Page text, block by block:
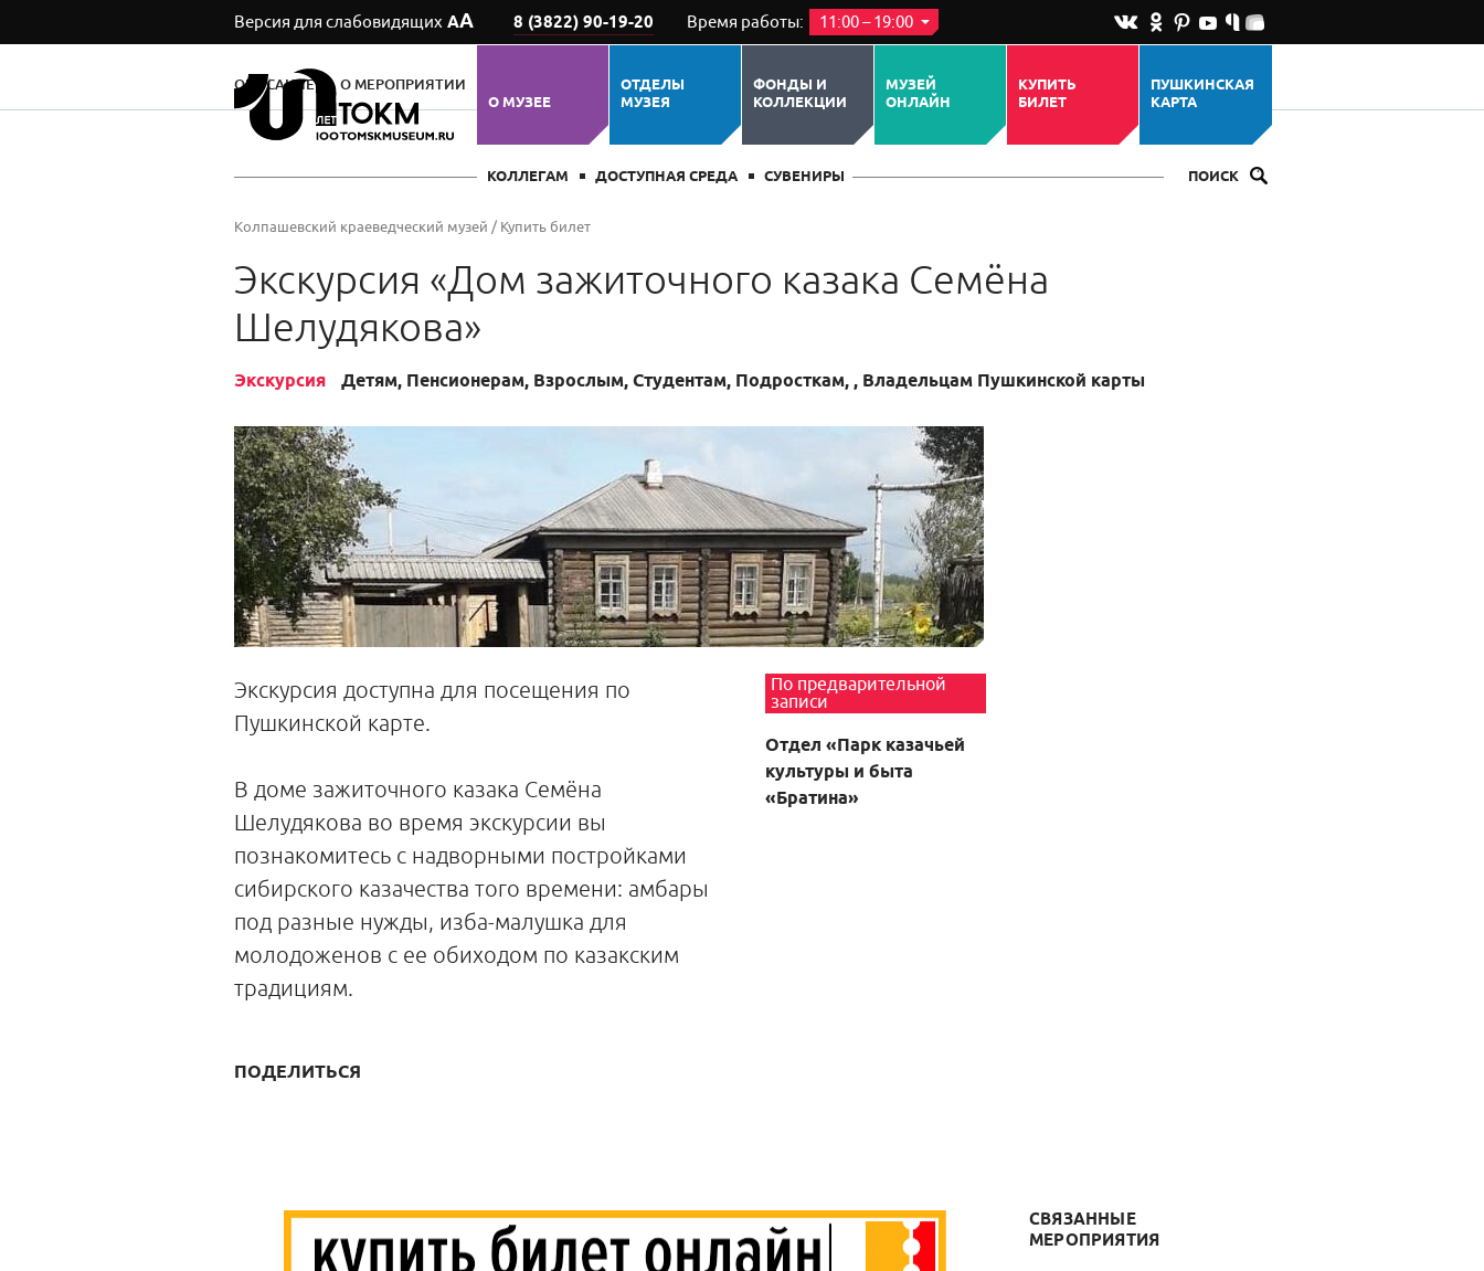
Версия для слабовидящих АА 8 (3822) 90-19-20 Время работы: 11:00 – 19:00
О МУЗЕЕ
ОТДЕЛЫ
МУЗЕЯ
ФОНДЫ И
КОЛЛЕКЦИИ
МУЗЕЙ
ОНЛАЙН
КУПИТЬ
БИЛЕТ
ПУШКИНСКАЯ
КАРТА
КОЛЛЕГАМ ДОСТУПНАЯ СРЕДА СУВЕНИРЫ ПОИСК
Колпашевский краеведческий музей / Купить билет
Экскурсия «Дом зажиточного казака Семёна
Шелудякова»
Экскурсия Детям, Пенсионерам, Взрослым, Студентам, Подросткам, , Владельцам Пушкинской карты
Экскурсия доступна для посещения по
Пушкинской карте.
В доме зажиточного казака Семёна
Шелудякова во время экскурсии вы
познакомитесь с надворными постройками
сибирского казачества того времени: амбары
под разные нужды, изба-малушка для
молодоженов с ее обиходом по казакским
традициям.
По предварительной
записи
Отдел «Парк казачьей
культуры и быта
«Братина»
ПОДЕЛИТЬСЯ
ОПИСАНИЕ О МЕРОПРИЯТИИ ПОХОЖИЕ СОБЫТИЯ
СВЯЗАННЫЕ
МЕРОПРИЯТИЯ